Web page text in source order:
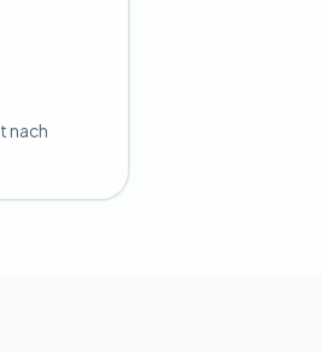
nach